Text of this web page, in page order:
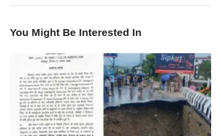
You Might Be Interested In